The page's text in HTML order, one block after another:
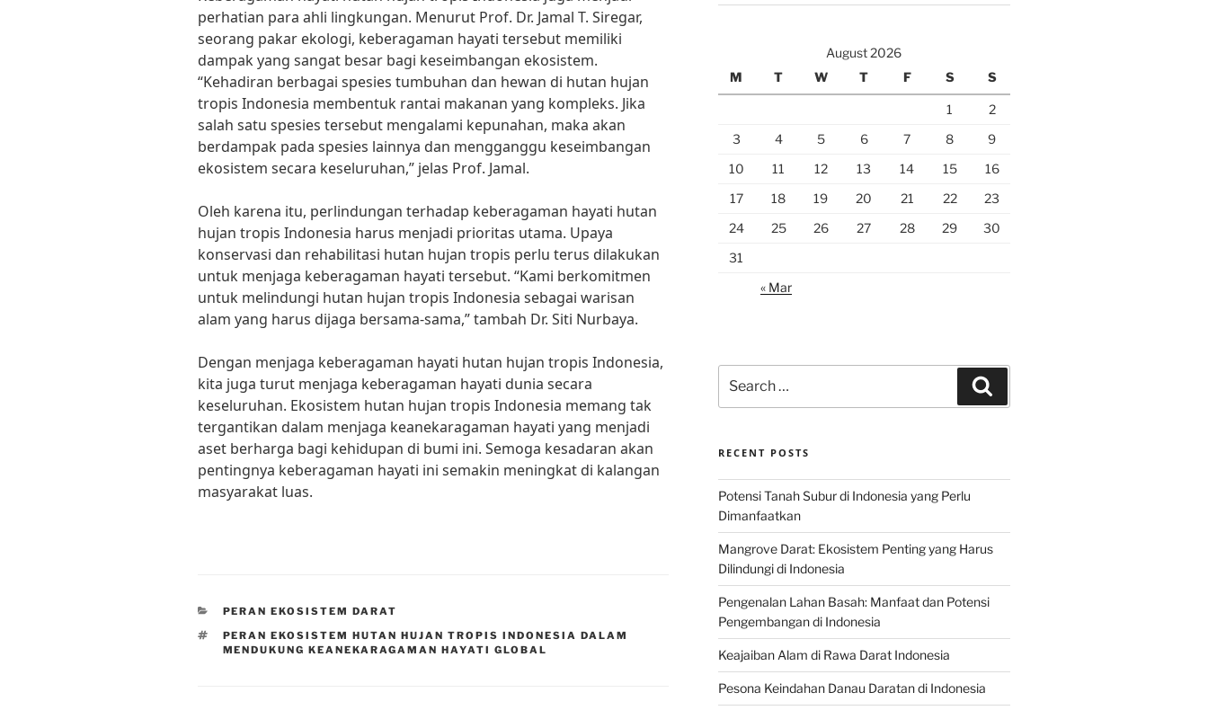
perhatian para ahli lingkungan. Menurut Prof. Dr. Jamal T. Siregar,
seorang pakar ekologi, keberagaman hayati tersebut memiliki
dampak yang sangat besar bagi keseimbangan ekosistem.
“Kehadiran berbagai spesies tumbuhan dan hewan di hutan hujan
tropis Indonesia membentuk rantai makanan yang kompleks. Jika
salah satu spesies tersebut mengalami kepunahan, maka akan
berdampak pada spesies lainnya dan mengganggu keseimbangan
ekosistem secara keseluruhan,” jelas Prof. Jamal.
Oleh karena itu, perlindungan terhadap keberagaman hayati hutan
hujan tropis Indonesia harus menjadi prioritas utama. Upaya
konservasi dan rehabilitasi hutan hujan tropis perlu terus dilakukan
untuk menjaga keberagaman hayati tersebut. “Kami berkomitmen
untuk melindungi hutan hujan tropis Indonesia sebagai warisan
alam yang harus dijaga bersama-sama,” tambah Dr. Siti Nurbaya.
Dengan menjaga keberagaman hayati hutan hujan tropis Indonesia,
kita juga turut menjaga keberagaman hayati dunia secara
keseluruhan. Ekosistem hutan hujan tropis Indonesia memang tak
tergantikan dalam menjaga keanekaragaman hayati yang menjadi
aset berharga bagi kehidupan di bumi ini. Semoga kesadaran akan
pentingnya keberagaman hayati ini semakin meningkat di kalangan
masyarakat luas.
CATEGORIES
PERAN EKOSISTEM DARAT
TAGS
PERAN EKOSISTEM HUTAN HUJAN TROPIS INDONESIA DALAM
MENDUKUNG KEANEKARAGAMAN HAYATI GLOBAL
August 2026
M
T W T F S S
1
2
3
4 5 6 7 8
9
10
11 12 13 14 15
16
17
18 19 20 21 22
23
24
25 26 27 28 29
30
31
« Mar
for:
RECENT POSTS
Potensi Tanah Subur di Indonesia yang Perlu
Dimanfaatkan
Mangrove Darat: Ekosistem Penting yang Harus
Dilindungi di Indonesia
Pengenalan Lahan Basah: Manfaat dan Potensi
Pengembangan di Indonesia
Keajaiban Alam di Rawa Darat Indonesia
Pesona Keindahan Danau Daratan di Indonesia